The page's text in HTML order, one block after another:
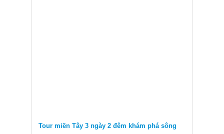
Tour miền Tây 3 ngày 2 đêm khám phá sông